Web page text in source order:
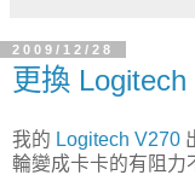
2009/12/28
更換
我的 Logitech V270
輪變成卡卡的有阻力